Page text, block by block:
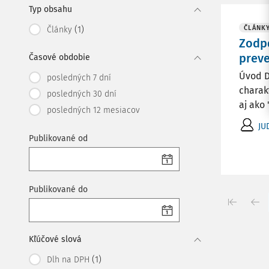
Typ obsahu
Články (1)
Časové obdobie
posledných 7 dní
posledných 30 dní
posledných 12 mesiacov
Publikované od
Publikované do
Kľúčové slová
Dlh na DPH (1)
ČLÁNKY
Úvod
aj ako